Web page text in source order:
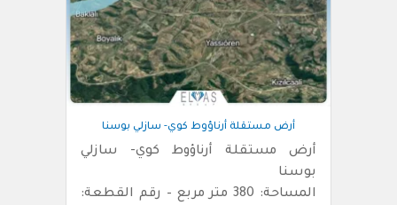
أرض مستقلة أرناؤوط كوي- سازلي بوسنا
أرض مستقلة أرناؤوط كوي- سازلي
بوسنا
المساحة: 380 متر مربع – رقم القطعة: